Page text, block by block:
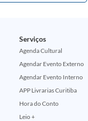
Serviços
Agenda Cultural
Agendar Evento Externo
Agendar Evento Interno
APP Livrarias Curitiba
Hora do Conto
Leio +